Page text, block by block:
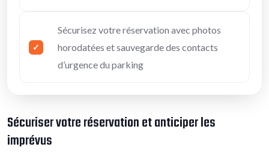
Sécurisez votre réservation avec photos
horodatées et sauvegarde des contacts
d’urgence du parking
Sécuriser votre réservation et anticiper les
imprévus